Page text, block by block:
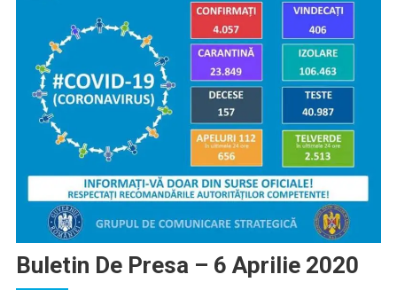
Buletin De Presa – 6 Aprilie 2020